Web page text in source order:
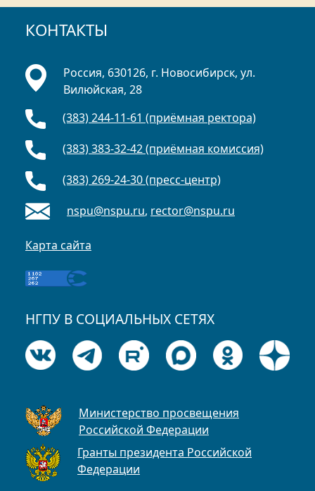
КОНТАКТЫ
Россия, 630126, г. Новосибирск, ул.
Вилюйская, 28
(383) 244-11-61 (приёмная ректора)
(383) 383-32-42 (приёмная комиссия)
(383) 269-24-30 (пресс-центр)
nspu@nspu.ru, rector@nspu.ru
Карта сайта
НГПУ В СОЦИАЛЬНЫХ СЕТЯХ
Министерство просвещения
Российской Федерации
Гранты президента Российской
Федерации